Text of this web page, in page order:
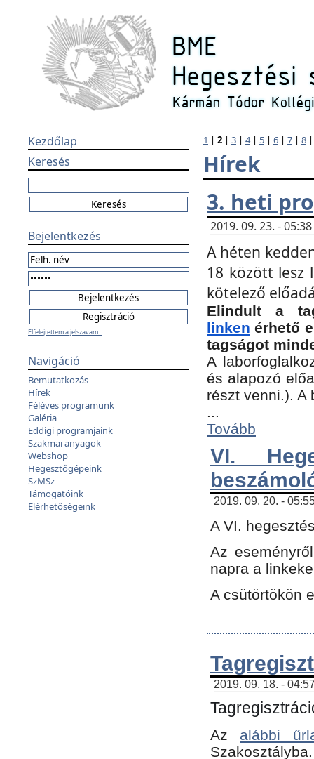
Kezdőlap
Keresés
Bejelentkezés
Elfelejtettem a jelszavam...
Navigáció
Bemutatkozás
Hírek
Féléves programunk
Galéria
Eddigi programjaink
Szakmai anyagok
Webshop
Hegesztőgépeink
SzMSz
Támogatóink
Elérhetőségeink
1 | 2 | 3 | 4| 5 | 6 | 7 | 8
Hírek
3. heti
2019. 09. 23. -
A héten
18 között lesz
kötelező
Elindult a
linken érhető
tagságot
A
és alapozó
részt venni.).
...
Tovább
VI.
2019. 09. 20. -
A VI.
Az
napra a
A csütörtökön
2019. 09. 18. -
Az alábbi